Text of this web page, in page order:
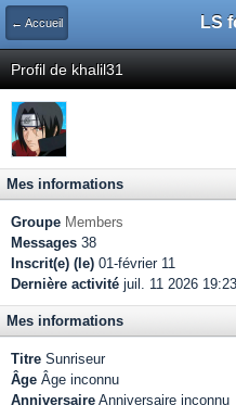
← Accueil LS
Profil de khalil31
Mes informations
Groupe Members
Messages 38
Inscrit(e) (le) 01-février 11
Dernière activité juil. 11 2026 19:23
Mes informations
Titre Sunriseur
Âge Âge inconnu
Anniversaire Anniversaire inconnu